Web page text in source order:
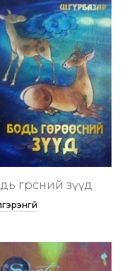
гөрөөсний зүүд